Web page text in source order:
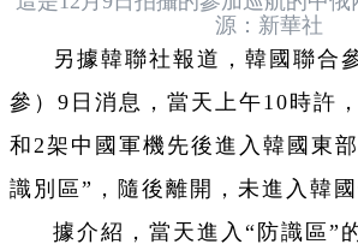
源：新華社
另據韓聯社報道，韓國聯合
參）9日消息，當天上午10時許
和2架中國軍機先後進入韓國東
識別區”，隨後離開，未進入韓國
據介紹，當天進入“防識區”